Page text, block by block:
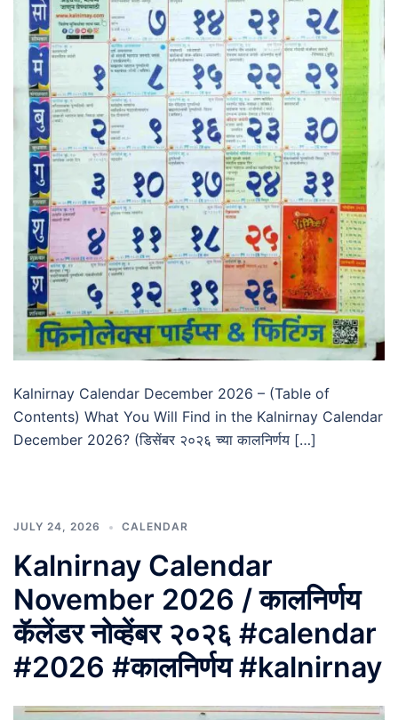
Kalnirnay Calendar December 2026 – (Table of
Contents) What You Will Find in the Kalnirnay Calendar
December 2026? (डिसेंबर २०२६ च्या कालनिर्णय […]
JULY 24, 2026 CALENDAR
Kalnirnay Calendar
November 2026 / कालनिर्णय
कॅलेंडर नोव्हेंबर २०२६ #calendar
#2026 #कालनिर्णय #kalnirnay